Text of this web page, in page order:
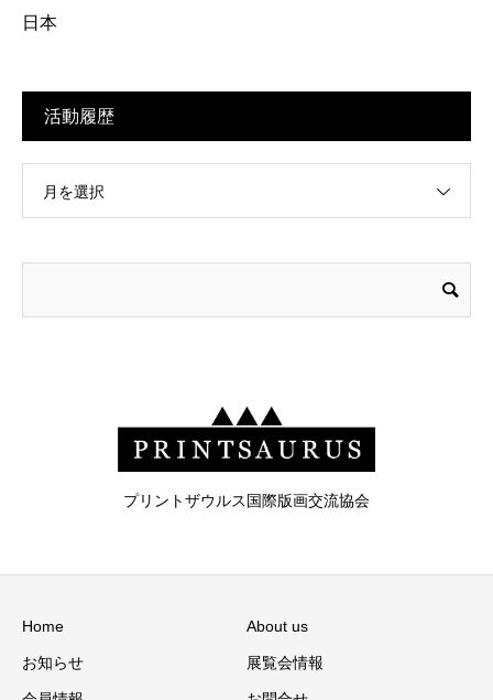
日本
活動履歴
月を選択
プリントザウルス国際版画交流協会
Home About us
お知らせ 展覧会情報